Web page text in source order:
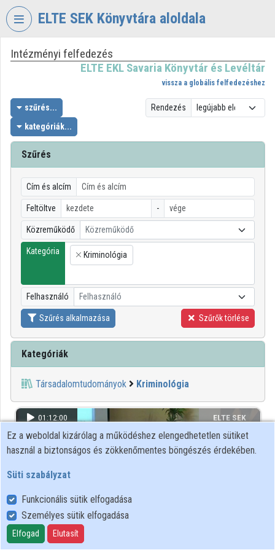
Fejléc kihagyása
ELTE SEK Könyvtára aloldala
VIDEOTORIUM
EKL
SAVARIA
KÖNYVTÁR
ÉS
LEVÉLTÁR
Intézményi kezdőlap
Bejelentkezés
Intézményi felfedezés
Intézményi listák
Intézmények
Közreműködők
Intézményi felfedezés
ELTE EKL Savaria Könyvtár és Levéltár
vissza a globális felfedezéshez
szűrés...
kategóriák...
Rendezés
Szűrés
Cím és alcím
Feltöltve -
Közreműködő Közreműködő
Kategória
×
Kriminológia
Felhasználó Felhasználó
Szűrés alkalmazása Szűrők törlése
Kategóriák
Társadalomtudományok Kriminológia
01:12:00
ELTE SEK
KÖNYVTÁRA
Ez a weboldal kizárólag a működéshez elengedhetetlen sütiket
használ a biztonságos és zökkenőmentes böngészés érdekében.
Süti szabályzat
Funkcionális sütik elfogadása
Személyes sütik elfogadása
Elfogad Elutasít